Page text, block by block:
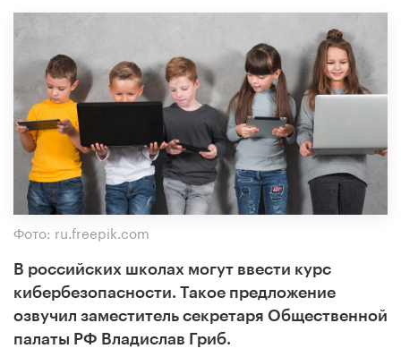
Фото: ru.freepik.com
В российских школах могут ввести курс
кибербезопасности. Такое предложение
озвучил заместитель секретаря Общественной
палаты РФ Владислав Гриб.